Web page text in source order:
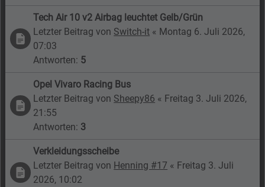
Tech Air 10 v2 Airbag leuchtet Gelb/Grün
Letzter Beitrag von Switch-it « Montag 6. Juli 2026,
07:03
Antworten: 5
Opel Vivaro Racing Bus
Letzter Beitrag von Sheepy86 « Freitag 3. Juli 2026,
21:55
Antworten: 3
Verkleidungsscheibe
Letzter Beitrag von Henning #17 « Freitag 3. Juli
2026, 10:02